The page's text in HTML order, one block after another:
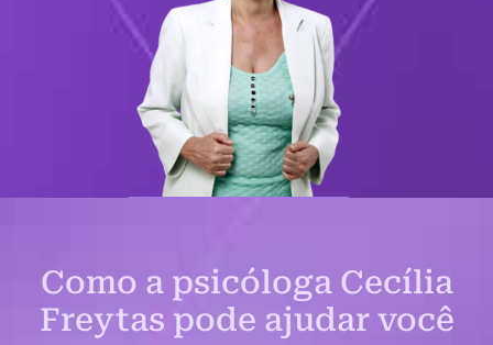
Como a psicóloga Cecília
Freytas pode ajudar você